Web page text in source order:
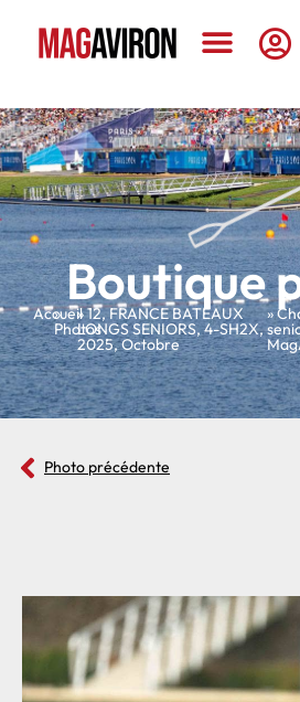
Boutique
Accueil
»
Photos
»12,FRANCE BATEAUX
LONGS SENIORS,4-SH2X,
2025,Octobre
»
Photo précédente